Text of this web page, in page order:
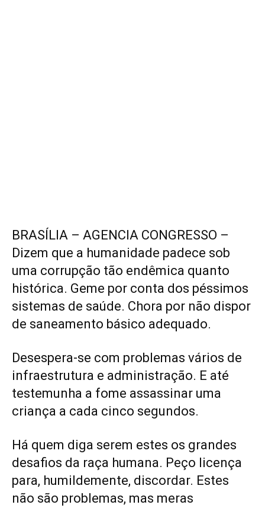
BRASÍLIA – AGENCIA CONGRESSO –
Dizem que a humanidade padece sob
uma corrupção tão endêmica quanto
histórica. Geme por conta dos péssimos
sistemas de saúde. Chora por não dispor
de saneamento básico adequado.
Desespera-se com problemas vários de
infraestrutura e administração. E até
testemunha a fome assassinar uma
criança a cada cinco segundos.
Há quem diga serem estes os grandes
desafios da raça humana. Peço licença
para, humildemente, discordar. Estes
não são problemas, mas meras